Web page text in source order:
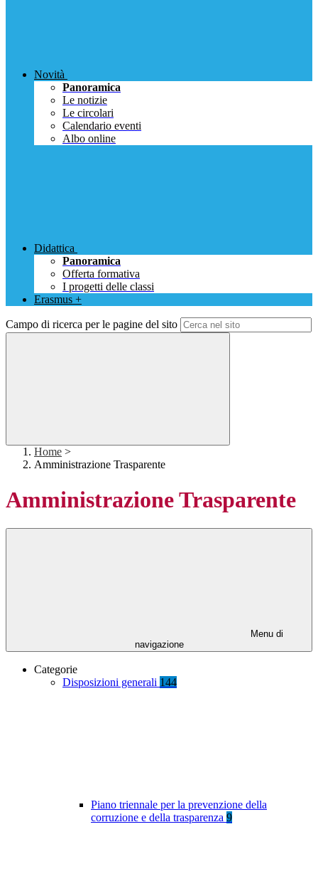
Novità
Panoramica
Le notizie
Le circolari
Calendario eventi
Albo online
Didattica
Panoramica
Offerta formativa
I progetti delle classi
Erasmus +
Campo di ricerca per le pagine del sito
Home >
Amministrazione Trasparente
Amministrazione Trasparente
Menu di
navigazione
Categorie
Disposizioni generali 144
Piano triennale per la prevenzione della
corruzione e della trasparenza 9